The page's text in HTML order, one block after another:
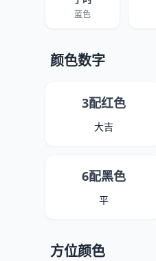
蓝色
颜色数字
3配红色
大吉
6配黑色
平
方位颜色